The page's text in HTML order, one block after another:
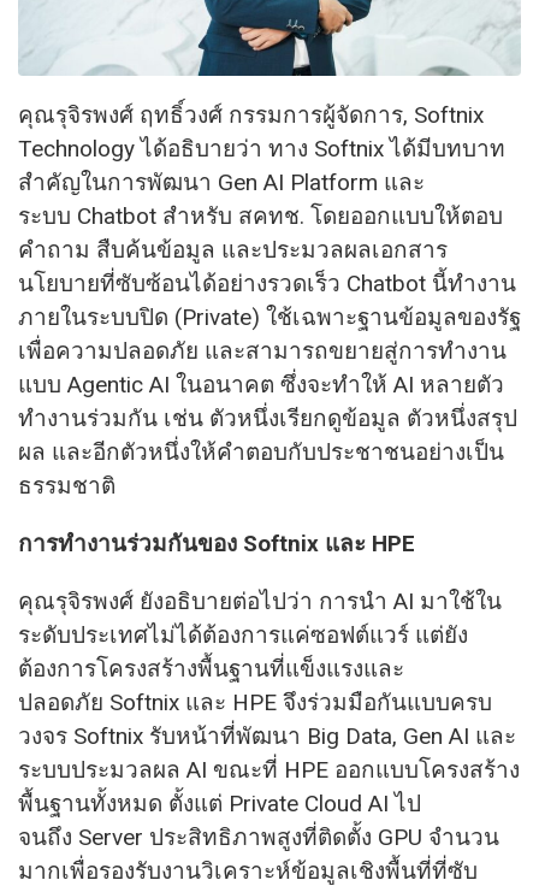
คุณรุจิรพงศ์ ฤทธิ์วงศ์ กรรมการผู้จัดการ, Softnix
Technology ได้อธิบายว่า ทาง Softnix ได้มีบทบาท
สำคัญในการพัฒนา Gen AI Platform และ
ระบบ Chatbot สำหรับ สคทช. โดยออกแบบให้ตอบ
คำถาม สืบค้นข้อมูล และประมวลผลเอกสาร
นโยบายที่ซับซ้อนได้อย่างรวดเร็ว Chatbot นี้ทำงาน
ภายในระบบปิด (Private) ใช้เฉพาะฐานข้อมูลของรัฐ
เพื่อความปลอดภัย และสามารถขยายสู่การทำงาน
แบบ Agentic AI ในอนาคต ซึ่งจะทำให้ AI หลายตัว
ทำงานร่วมกัน เช่น ตัวหนึ่งเรียกดูข้อมูล ตัวหนึ่งสรุป
ผล และอีกตัวหนึ่งให้คำตอบกับประชาชนอย่างเป็น
ธรรมชาติ
การทำงานร่วมกันของ Softnix และ HPE
คุณรุจิรพงศ์ ยังอธิบายต่อไปว่า การนำ AI มาใช้ใน
ระดับประเทศไม่ได้ต้องการแค่ซอฟต์แวร์ แต่ยัง
ต้องการโครงสร้างพื้นฐานที่แข็งแรงและ
ปลอดภัย Softnix และ HPE จึงร่วมมือกันแบบครบ
วงจร Softnix รับหน้าที่พัฒนา Big Data, Gen AI และ
ระบบประมวลผล AI ขณะที่ HPE ออกแบบโครงสร้าง
พื้นฐานทั้งหมด ตั้งแต่ Private Cloud AI ไป
จนถึง Server ประสิทธิภาพสูงที่ติดตั้ง GPU จำนวน
มากเพื่อรองรับงานวิเคราะห์ข้อมูลเชิงพื้นที่ที่ซับ